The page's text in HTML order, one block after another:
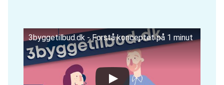
3byggetilbud.dk - Forstå konceptet på 1 minut